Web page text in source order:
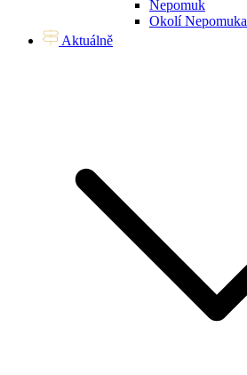
Nepomuk
Okolí Nepomuka
Aktuálně